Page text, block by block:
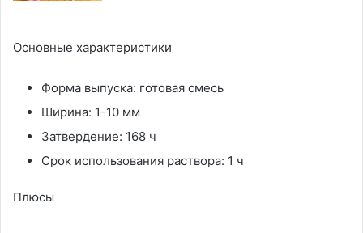
Основные характеристики
Форма выпуска: готовая смесь
Ширина: 1-10 мм
Затвердение: 168 ч
Срок использования раствора: 1 ч
Плюсы